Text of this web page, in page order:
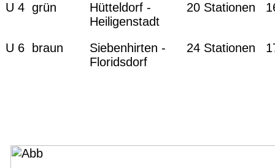
U 4 grün
U 6 braun
Hütteldorf -
Heiligenstadt
Siebenhirten -
Floridsdorf
20 Stationen
24 Stationen